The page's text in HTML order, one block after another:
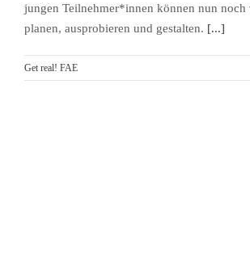
jungen Teilnehmer*innen können nun noch
planen, ausprobieren und gestalten. [...]
Get real! FAE